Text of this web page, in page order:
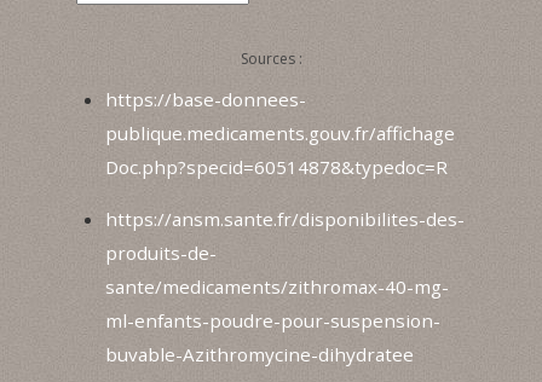
Sources :
https://base-donnees-
publique.medicaments.gouv.fr/affichage
Doc.php?specid=60514878&typedoc=R
https://ansm.sante.fr/disponibilites-des-
produits-de-
sante/medicaments/zithromax-40-mg-
ml-enfants-poudre-pour-suspension-
buvable-Azithromycine-dihydratee